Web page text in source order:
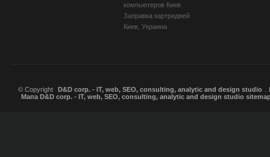
компьютеров Киев
Заправка картриджей
Киев, Украина
© Copyright D&D corp. - IT, web, SEO, consulting, analytic and design studio
Мапа D&D corp. - IT, web, SEO, consulting, analytic and design studio